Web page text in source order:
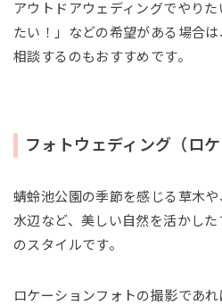
アウトドアウェディングでやり
たい！」などの希望がある場合
相談するのもおすすめです。
フォトウェディング（ロケ
蜻蛉池公園の季節を感じる草木
水辺など、美しい自然を活かし
のスタイルです。
ロケーションフォトの撮影であ